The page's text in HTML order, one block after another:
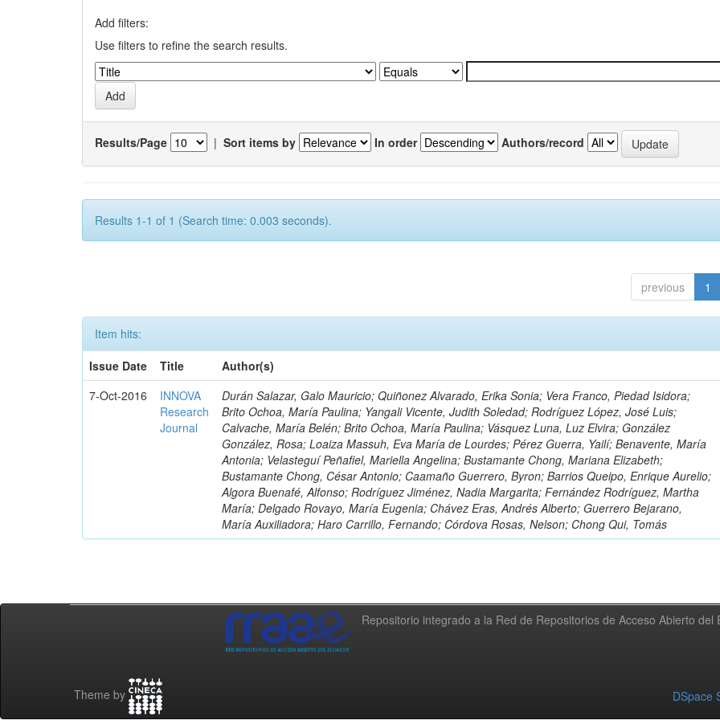
Add filters:
Use filters to refine the search results.
Results/Page | Sort items by In order Authors/record
Results 1-1 of 1 (Search time: 0.003 seconds).
previous 1
Item hits:
Issue Date
Title
Author(s)
7-Oct-2016
INNOVA
Research
Journal
Durán Salazar, Galo Mauricio; Quiñonez Alvarado, Erika Sonia; Vera Franco, Piedad Isidora;
Brito Ochoa, María Paulina; Yangali Vicente, Judith Soledad; Rodríguez López, José Luis;
Calvache, María Belén; Brito Ochoa, María Paulina; Vásquez Luna, Luz Elvira; González
González, Rosa; Loaiza Massuh, Eva María de Lourdes; Pérez Guerra, Yailí; Benavente, María
Antonia; Velasteguí Peñafiel, Mariella Angelina; Bustamante Chong, Mariana Elizabeth;
Bustamante Chong, César Antonio; Caamaño Guerrero, Byron; Barrios Queipo, Enrique Aurelio;
Algora Buenafé, Alfonso; Rodríguez Jiménez, Nadia Margarita; Fernández Rodríguez, Martha
María; Delgado Rovayo, María Eugenia; Chávez Eras, Andrés Alberto; Guerrero Bejarano,
María Auxiliadora; Haro Carrillo, Fernando; Córdova Rosas, Nelson; Chong Qui, Tomás
Repositorio integrado a la Red de Repositorios de Acceso Abierto del
Theme by DSpace